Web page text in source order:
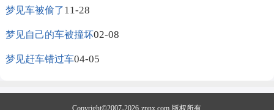
梦见车被偷了11-28
梦见自己的车被撞坏02-08
梦见赶车错过车04-05
Copyright©2007-2026 zpnx.com 版权所有